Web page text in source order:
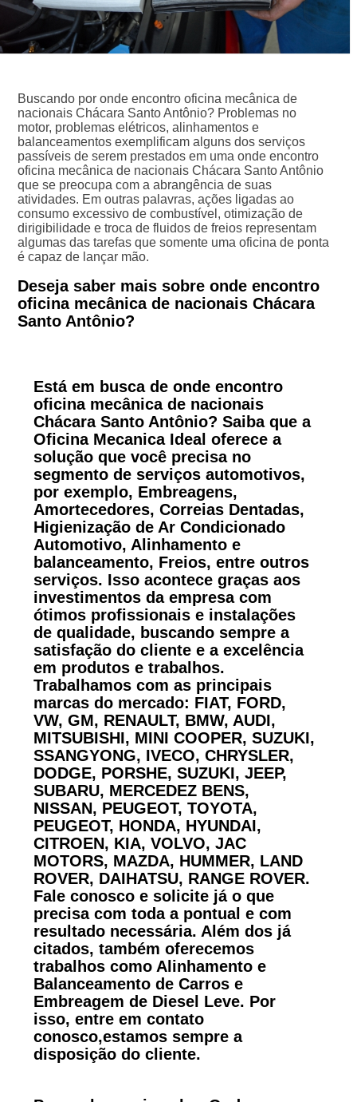
Buscando por onde encontro oficina mecânica de
nacionais Chácara Santo Antônio? Problemas no
motor, problemas elétricos, alinhamentos e
balanceamentos exemplificam alguns dos serviços
passíveis de serem prestados em uma onde encontro
oficina mecânica de nacionais Chácara Santo Antônio
que se preocupa com a abrangência de suas
atividades. Em outras palavras, ações ligadas ao
consumo excessivo de combustível, otimização de
dirigibilidade e troca de fluidos de freios representam
algumas das tarefas que somente uma oficina de ponta
é capaz de lançar mão.
Deseja saber mais sobre onde encontro
oficina mecânica de nacionais Chácara
Santo Antônio?
Está em busca de onde encontro
oficina mecânica de nacionais
Chácara Santo Antônio? Saiba que a
Oficina Mecanica Ideal oferece a
solução que você precisa no
segmento de serviços automotivos,
por exemplo, Embreagens,
Amortecedores, Correias Dentadas,
Higienização de Ar Condicionado
Automotivo, Alinhamento e
balanceamento, Freios, entre outros
serviços. Isso acontece graças aos
investimentos da empresa com
ótimos profissionais e instalações
de qualidade, buscando sempre a
satisfação do cliente e a excelência
em produtos e trabalhos.
Trabalhamos com as principais
marcas do mercado: FIAT, FORD,
VW, GM, RENAULT, BMW, AUDI,
MITSUBISHI, MINI COOPER, SUZUKI,
SSANGYONG, IVECO, CHRYSLER,
DODGE, PORSHE, SUZUKI, JEEP,
SUBARU, MERCEDEZ BENS,
NISSAN, PEUGEOT, TOYOTA,
PEUGEOT, HONDA, HYUNDAI,
CITROEN, KIA, VOLVO, JAC
MOTORS, MAZDA, HUMMER, LAND
ROVER, DAIHATSU, RANGE ROVER.
Fale conosco e solicite já o que
precisa com toda a pontual e com
resultado necessária. Além dos já
citados, também oferecemos
trabalhos como Alinhamento e
Balanceamento de Carros e
Embreagem de Diesel Leve. Por
isso, entre em contato
conosco,estamos sempre a
disposição do cliente.